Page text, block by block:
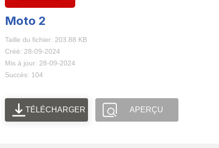
Moto 2
Taille du fichier: 203.88 KB
Créé: 28-09-2024
Mis à jour: 28-09-2024
Succès: 104
TÉLÉCHARGER APERÇU